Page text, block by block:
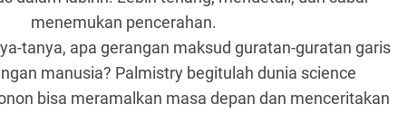
menemukan pencerahan.
tanya, apa gerangan maksud guratan-guratan garis
manusia? Palmistry begitulah dunia science
bisa meramalkan masa depan dan menceritakan